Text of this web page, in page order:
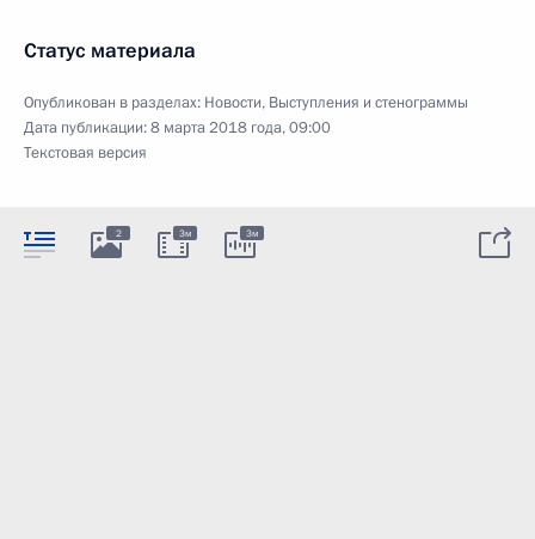
Статус материала
Опубликован в разделах: Новости, Выступления и стенограммы
Дата публикации:8 марта 2018 года, 09:00
Текстовая версия
2 3м 3м